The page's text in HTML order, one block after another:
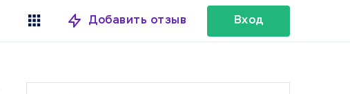
Добавить отзыв Вход